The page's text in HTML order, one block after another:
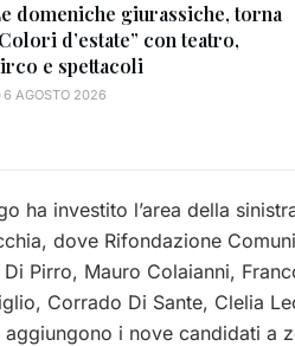
domeniche giurassiche, torna
d’estate” con teatro,
e spettacoli
6 AGOSTO 2026
ha investito l’area della
dove Rifondazione
Pirro, Mauro Colaianni,
Corrado Di Sante, Clelia
i nove candidati a